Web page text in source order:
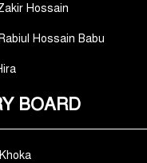
Hossain
Rabiul Hossain Babu
BOARD